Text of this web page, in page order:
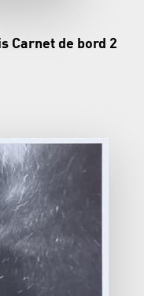
Carnet de bord 2